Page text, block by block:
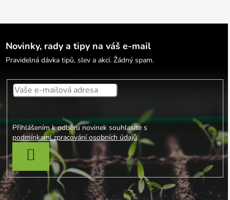
Novinky, rady a tipy na váš e-mail
Pravidelná dávka tipů, slev a akcí. Žádný spam.
Přihlášením k odběru novinek souhlasíte s
podmínkami zpracování osobních údajů
PŘIHLÁSIT SE